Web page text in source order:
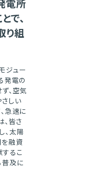
電所
で、
り組
ジュー
発電の
、空気
しい
急速に
、皆さ
、太陽
融資
するこ
普及に